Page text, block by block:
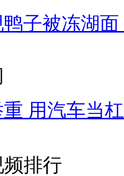
子被冻湖
用汽车当
排行